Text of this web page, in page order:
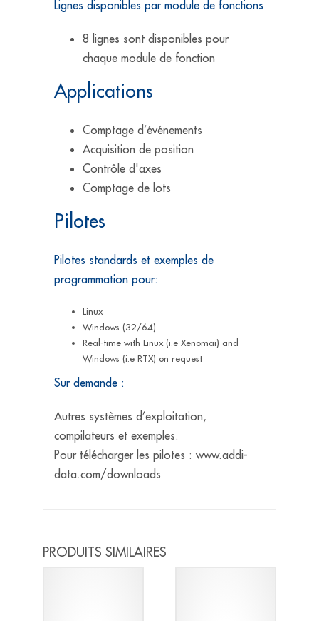
Lignes disponibles par module de fonctions
8 lignes sont disponibles pour
chaque module de fonction
Applications
Comptage d’événements
Acquisition de position
Contrôle d'axes
Comptage de lots
Pilotes
Pilotes standards et exemples de
programmation pour:
Linux
Windows (32/64)
Real-time with Linux (i.e Xenomai) and
Windows (i.e RTX) on request
Sur demande :
Autres systèmes d’exploitation,
compilateurs et exemples.
Pour télécharger les pilotes : www.addi-
data.com/downloads
PRODUITS SIMILAIRES